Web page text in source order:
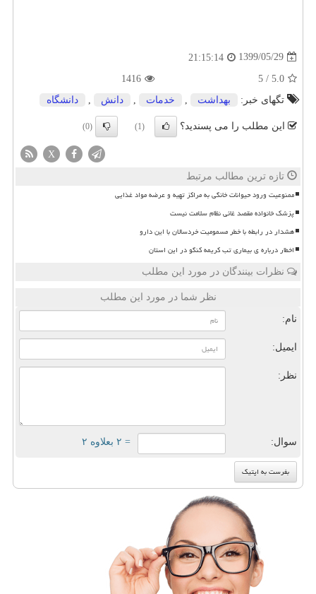
1399/05/29
21:15:14
5.0
/
5
1416
تگهای خبر:
بهداشت خدمات دانش دانشگاه
این مطلب را می پسندید؟ (1)
(0)
X
تازه ترین مطالب مرتبط
ممنوعیت ورود حیوانات خانگی به مراکز تهیه و عرضه مواد غذایی
پزشک خانواده مقصد غائی نظام سلامت نیست
هشدار در رابطه با خطر مسمومیت خردسالان با این دارو
اخطار درباره ی بیماری تب کریمه کنگو در این استان
نظرات بینندگان در مورد این مطلب
نظر شما در مورد این مطلب
نام:
ایمیل:
نظر:
سوال: = ۲ بعلاوه ۲